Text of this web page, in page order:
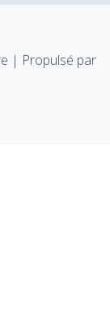
| Propulsé par